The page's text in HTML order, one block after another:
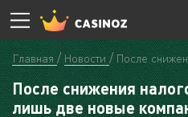
Главная Новости После
После снижения
лишь две новые